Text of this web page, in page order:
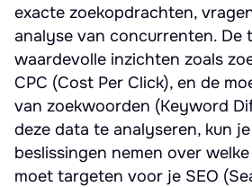
exacte zoekopdrachten,
analyse van concurrenten. De
waardevolle inzichten zoals
CPC (Cost Per Click), en de
van zoekwoorden (Keyword
deze data te analyseren, kun
beslissingen nemen over
moet targeten voor je SEO